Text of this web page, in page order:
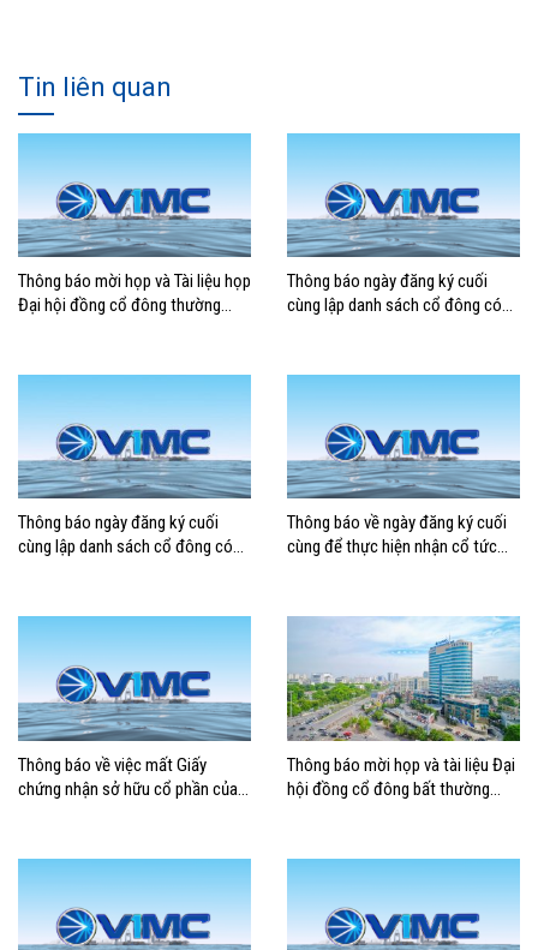
Tin liên quan
Thông báo mời họp và Tài liệu họp
Đại hội đồng cổ đông thường
Thông báo ngày đăng ký cuối
cùng lập danh sách cổ đông có
Thông báo ngày đăng ký cuối
cùng lập danh sách cổ đông có
Thông báo về ngày đăng ký cuối
cùng để thực hiện nhận cổ tức
Thông báo về việc mất Giấy
chứng nhận sở hữu cổ phần của
Thông báo mời họp và tài liệu Đại
hội đồng cổ đông bất thường